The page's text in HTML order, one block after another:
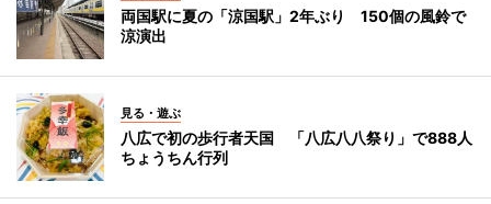
両国駅に夏の「涼国駅」2年ぶり 150個の風鈴で
涼演出
見る・遊ぶ
八広で初の歩行者天国 「八広八八祭り」で888人
ちょうちん行列